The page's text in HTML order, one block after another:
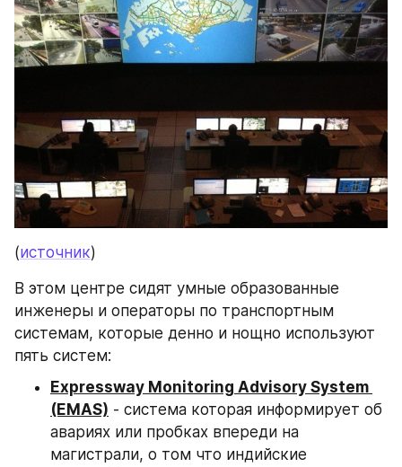
(источник)
В этом центре сидят умные образованные
инженеры и операторы по транспортным
системам, которые денно и нощно используют
пять систем:
Expressway Monitoring Advisory System
(EMAS) - система которая информирует об
авариях или пробках впереди на
магистрали, о том что индийские